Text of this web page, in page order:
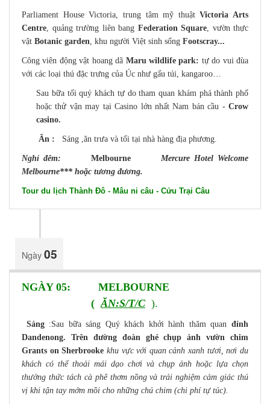
Parliament House Victoria, trung tâm mỹ thuậtVictoria Arts
Centre , quảng trường liên bang Federation Square , vườn thực
vật Botanic garden , khu người Việt sinh sống Footscray...
Công viên động vật hoang dã Maru wildlife park: tự do vui đùa
với các loại thú đặc trưng của Úc như gấu túi, kangaroo…
Sau bữa tối quý khách tự do tham quan khám phá thành phố
hoặc thử vận may tại Casino lớn nhất Nam bán cầu -Crow
casino.
Ăn : Sáng ,ăn trưa và tối tại nhà hàng địa phương.
Nghỉ đêm: Melbourne
Mercure Hotel Welcome
Melbourne*** hoặc tương đương.
Tour du lịch Thành Đô - Mâu ni câu - Cửu Trại Câu
Ngày05
NGÀY 05: MELBOURNE
( ĂN:S/T/C ).
Sáng:Sau bữa sáng Quý khách khởi hành thăm quanđỉnh
Dandenong. Trên đường đoàn ghé chụp ảnh vườn chim
Grants on Sherbrooke khu vực với quan cảnh xanh tươi, nơi du
khách có thể thoải mái dạo chơi và chụp ảnh hoặc lựa chọn
thưởng thức tách cà phê thơm nồng và trải nghiệm cảm giác thú
vị khi tận tay mớm mồi cho những chú chim (chi phí tự túc).